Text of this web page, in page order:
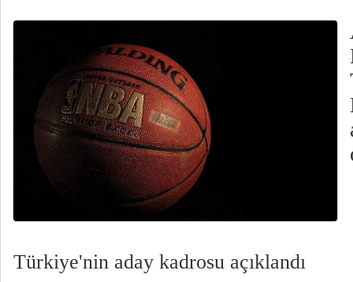
Türkiye'nin aday kadrosu açıklandı